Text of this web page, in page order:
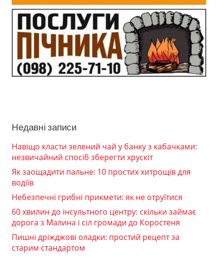
Недавні записи
Навіщо класти зелений чай у банку з кабачками:
незвичайний спосіб зберегти хрускіт
Як заощадити пальне: 10 простих хитрощів для
водіїв
Небезпечні грибні прикмети: як не отруїтися
60 хвилин до інсультного центру: скільки займає
дорога з Малина і сіл громади до Коростеня
Пишні дріжджові оладки: простий рецепт за
старим стандартом